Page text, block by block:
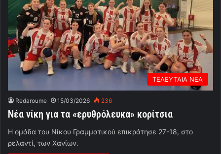
ΤΕΛΕΥΤΑΙΑ ΝΕΑ
Redaroume 15/03/2026 236
Νέα νίκη για τα «ερυθρόλευκα» κορίτσια
Η ομάδα του Νίκου Γραμματικού επικράτησε 27-18, στο
ρελαντί, των Χανίων.